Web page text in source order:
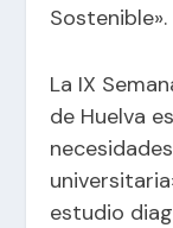
Sostenible».
La IX
de Huelva
estudio